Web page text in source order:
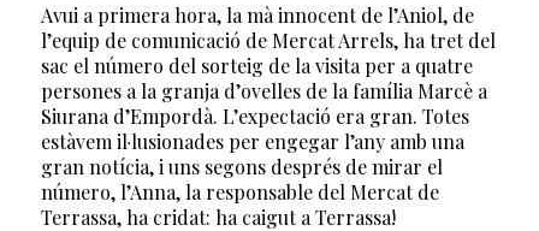
Avui a primera hora, la mà innocent de l’Aniol, de
l’equip de comunicació de Mercat Arrels, ha tret del
sac el número del sorteig de la visita per a quatre
persones a la granja d’ovelles de la família Marcè a
Siurana d’Empordà. L’expectació era gran. Totes
estàvem il·lusionades per engegar l’any amb una
gran notícia, i uns segons després de mirar el
número, l’Anna, la responsable del Mercat de
Terrassa, ha cridat: ha caigut a Terrassa!